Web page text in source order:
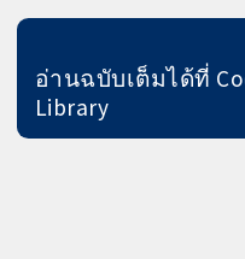
อ่านฉบับเต็มได้ที่
Library